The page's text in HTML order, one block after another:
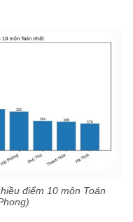
điểm 10 môn Toán